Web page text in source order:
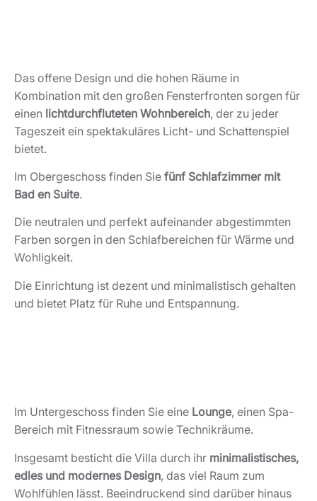
Das offene Design und die hohen Räume in
Kombination mit den großen Fensterfronten sorgen für
einen lichtdurchfluteten Wohnbereich, der zu jeder
Tageszeit ein spektakuläres Licht- und Schattenspiel
bietet.
Im Obergeschoss finden Sie fünf Schlafzimmer mit
Bad en Suite.
Die neutralen und perfekt aufeinander abgestimmten
Farben sorgen in den Schlafbereichen für Wärme und
Wohligkeit.
Die Einrichtung ist dezent und minimalistisch gehalten
und bietet Platz für Ruhe und Entspannung.
Im Untergeschoss finden Sie eine Lounge, einen Spa-
Bereich mit Fitnessraum sowie Technikräume.
Insgesamt besticht die Villa durch ihr minimalistisches,
edles und modernes Design, das viel Raum zum
Wohlfühlen lässt. Beeindruckend sind darüber hinaus